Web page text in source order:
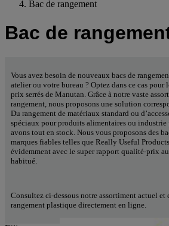
Bac de rangement
Bac de
Vous avez besoin de nouveaux bacs de
atelier ou votre bureau ? Optez dans ce cas pour
prix serrés de Manutan. Grâce à notre vaste
rangement, nous proposons une solution
Du rangement de matériaux standard ou
spéciaux pour produits alimentaires ou industrie
avons tout en stock. Nous vous proposons des
marques fiables telles que Really Useful
évidemment avec le super rapport qualité-prix
habitué.
Consultez ci-dessous notre assortiment actuel et
rangement plastique directement en ligne.